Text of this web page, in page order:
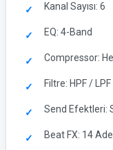
Kanal Sayısı: 6
EQ: 4-Band
Compressor:
Filtre: HPF / LPF
Send Efektleri:
Beat FX: 14